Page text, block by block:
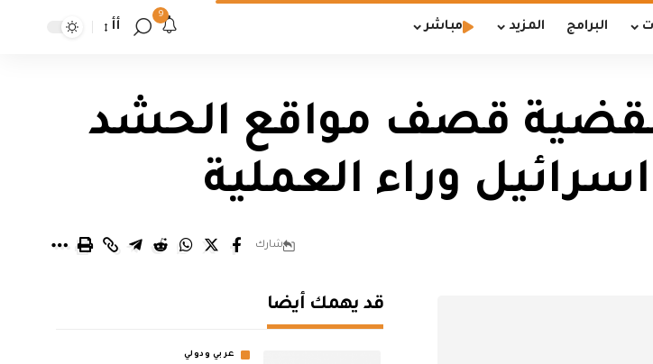
البرامج المزيد مباشر
9
أأ
بقضية قصف مواقع الحشد
وراء العملية
شارك
قد يهمك أيضا
عربي ودولي